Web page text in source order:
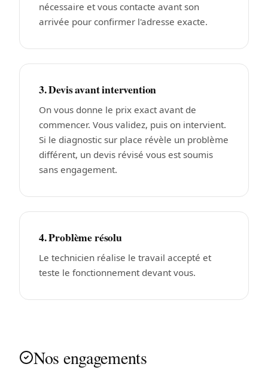
nécessaire et vous contacte avant son
arrivée pour confirmer l'adresse exacte.
3. Devis avant intervention
On vous donne le prix exact avant de
commencer. Vous validez, puis on intervient.
Si le diagnostic sur place révèle un problème
différent, un devis révisé vous est soumis
sans engagement.
4. Problème résolu
Le technicien réalise le travail accepté et
teste le fonctionnement devant vous.
Nos engagements